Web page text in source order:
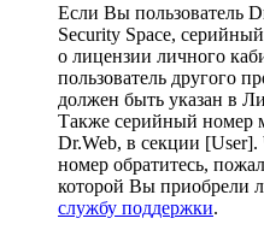
Если Вы пользователь
Security Space,
о лицензии личного
пользователь другого
должен быть указан в
Также серийный номер
Dr.Web, в секции
номер обратитесь,
которой Вы приобрели
службу поддержки.